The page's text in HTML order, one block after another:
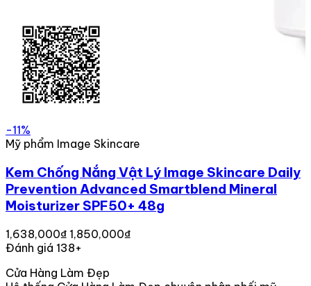
-11%
Mỹ phẩm Image Skincare
Kem Chống Nắng Vật Lý Image Skincare Daily
Prevention Advanced Smartblend Mineral
Moisturizer SPF50+ 48g
1,638,000₫ 1,850,000₫
Đánh giá 138+
Cửa Hàng Làm Đẹp